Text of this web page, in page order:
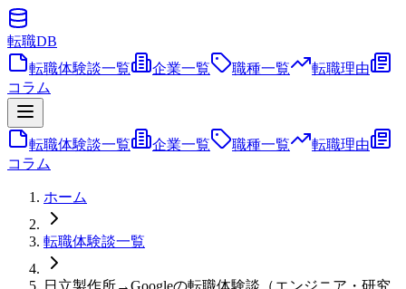
転職DB
転職体験談一覧
企業一覧 職種一覧
転職理由
コラム
転職体験談一覧 企業一覧 職種一覧
転職理由
コラム
ホーム
転職体験談一覧
日立製作所→Googleの転職体験談（エンジニア・研究